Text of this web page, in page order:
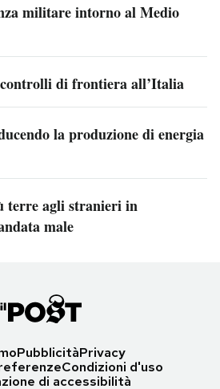
militare intorno al Medio
di frontiera all’Italia
la produzione di energia
terre agli stranieri in
male
PubblicitàPrivacy
Condizioni d'uso
di accessibilità